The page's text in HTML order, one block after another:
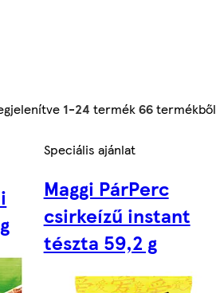
1-24 termék66termékből
Speciális ajánlat
Maggi PárPerc
csirkeízű instant
tészta 59,2 g